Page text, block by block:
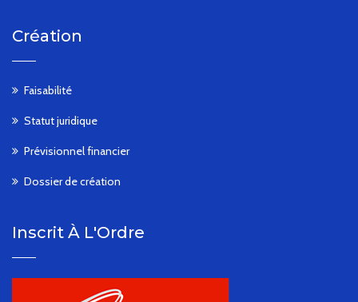
Création
Faisabilité
Statut juridique
Prévisionnel financier
Dossier de création
Inscrit À L'Ordre